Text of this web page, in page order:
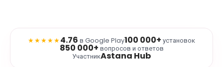
★★★★★4.76 в Google Play100 000+ установок
850 000+ вопросов и ответов
УчастникAstana Hub